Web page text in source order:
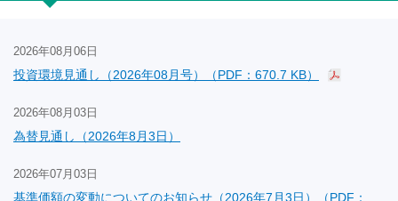
2026年08月06日
投資環境見通し（2026年08月号）（PDF：670.7 KB）
2026年08月03日
為替見通し（2026年8月3日）
2026年07月03日
基準価額の変動についてのお知らせ（2026年7月3日）（PDF：